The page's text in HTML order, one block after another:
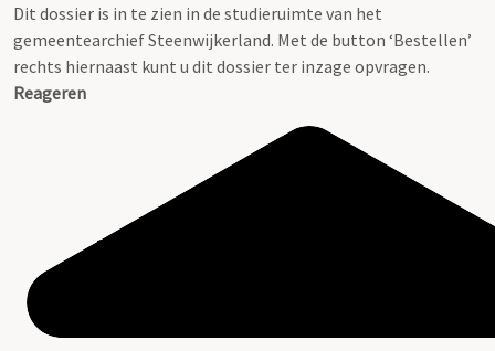
Dit dossier is in te zien in de studieruimte van het
gemeentearchief Steenwijkerland. Met de button ‘Bestellen’
rechts hiernaast kunt u dit dossier ter inzage opvragen.
Reageren